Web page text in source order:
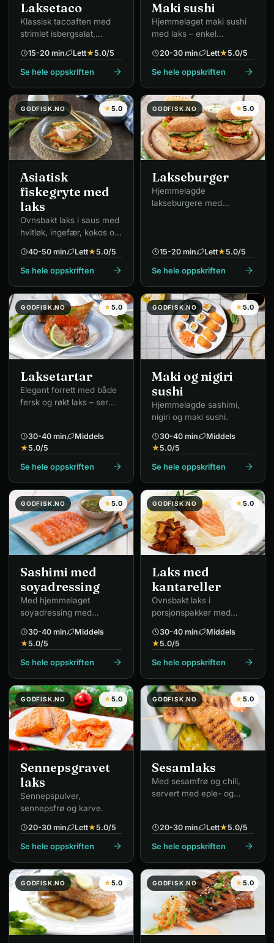
Laksetaco
Klassisk tacoaften med
strimlet isbergsalat,
15-20 min Lett★5.0/5
Se hele oppskriften
Maki sushi
Hjemmelaget maki sushi
med laks – enkel
20-30 min Lett★5.0/5
Se hele oppskriften
GODFISK.NO ★5.0
Asiatisk
fiskegryte med
laks
Ovnsbakt laks i saus med
hvitløk, ingefær, kokos og
40-50 min Lett★5.0/5
Se hele oppskriften
GODFISK.NO ★5.0
Lakseburger
Hjemmelagde
lakseburgere med
15-20 min Lett★5.0/5
Se hele oppskriften
GODFISK.NO ★5.0
Laksetartar
Elegant forrett med både
fersk og røkt laks – ser
30-40 min
Middels
★5.0/5
Se hele oppskriften
GODFISK.NO ★5.0
Maki og nigiri
sushi
Hjemmelagde sashimi,
nigiri og maki sushi.
30-40 min
Middels
★5.0/5
Se hele oppskriften
GODFISK.NO ★5.0
Sashimi med
soyadressing
Med hjemmelaget
soyadressing med
koriander.
30-40 min
Middels
★5.0/5
Se hele oppskriften
GODFISK.NO ★5.0
Laks med
kantareller
Ovnsbakt laks i
porsjonspakker med
kantareller.
30-40 min
Middels
★5.0/5
Se hele oppskriften
GODFISK.NO ★5.0
Sennepsgravet
laks
Sennepspulver,
sennepsfrø og karve.
20-30 min Lett★5.0/5
Se hele oppskriften
GODFISK.NO ★5.0
Sesamlaks
Med sesamfrø og chili,
servert med eple- og
20-30 min Lett★5.0/5
Se hele oppskriften
GODFISK.NO ★5.0 GODFISK.NO ★5.0